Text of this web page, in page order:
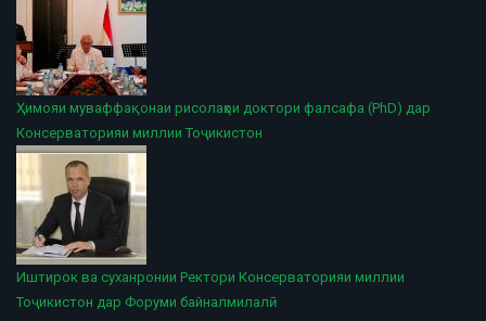
Ҳимояи муваффақонаи рисолаҳои доктори фалсафа (PhD) дар
Консерваторияи миллии Тоҷикистон
Иштирок ва суханронии Ректори Консерваторияи миллии
Тоҷикистон дар Форуми байналмилалӣ